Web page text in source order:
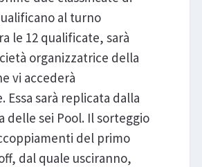
al turno
le 12 qualificate, sarà
organizzatrice della
vi accederà
sarà replicata dalla
delle sei Pool. Il sorteggio
del primo
dal quale usciranno,